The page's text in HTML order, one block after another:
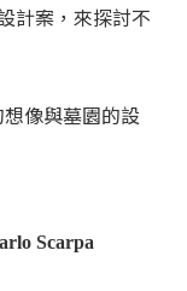
計案，來探討不
像與墓園的設
Scarpa